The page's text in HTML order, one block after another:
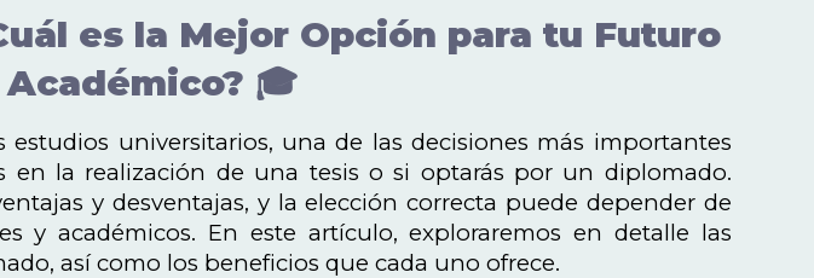
es la Mejor Opción para tu Futuro
Académico? 🎓
universitarios, una de las decisiones más importantes
en la realización de una tesis o si optarás por un diplomado.
y desventajas, y la elección correcta puede depender de
y académicos. En este artículo, exploraremos en detalle las
así como los beneficios que cada uno ofrece.